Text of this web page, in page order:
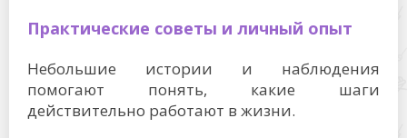
Практические советы и личный опыт
Небольшие истории и наблюдения
помогают понять, какие шаги
действительно работают в жизни.